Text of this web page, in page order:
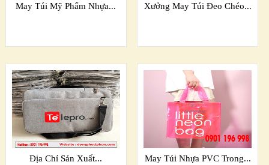
May Túi Mỹ Phẩm Nhựa... Xưởng May Túi Đeo Chéo...
Địa Chỉ Sản Xuất... May Túi Nhựa PVC Trong...